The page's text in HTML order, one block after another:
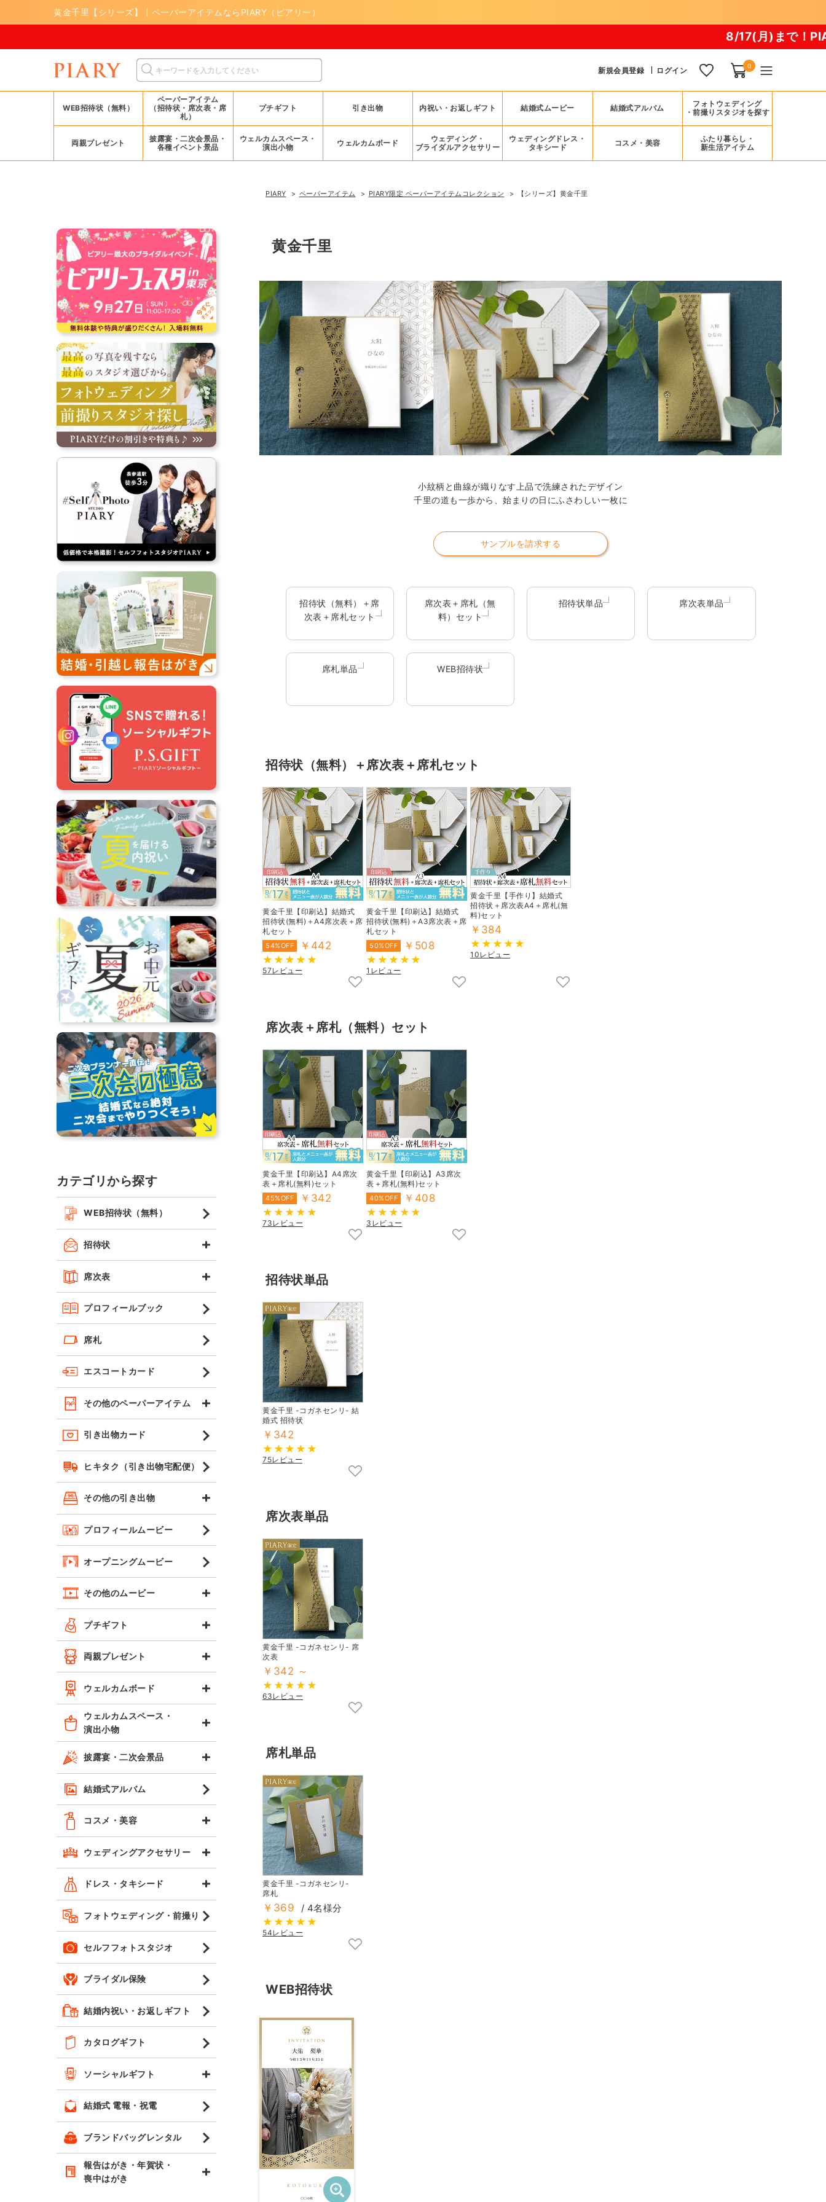
黄金千里【シリーズ】 | ペーパーアイテムならPIARY（ピアリー）
8/17(月)まで！PIARY 夏祭り
新規会員登録 ログイン 0
WEB招待状（無料）
ペーパーアイテム
（招待状・席次表・席
札）
プチギフト 引き出物 内祝い・お返しギフト 結婚式ムービー 結婚式アルバム
フォトウェディング
・前撮りスタジオを探す
両親プレゼント
披露宴・二次会景品・
各種イベント景品
ウェルカムスペース・
演出小物
ウェルカムボード
ウェディング・
ブライダルアクセサリー
ウェディングドレス・
タキシード
コスメ・美容
ふたり暮らし・
新生活アイテム
カテゴリから探す
WEB招待状（無料）
招待状
席次表
プロフィールブック
席札
エスコートカード
その他のペーパーアイテム
引き出物カード
ヒキタク（引き出物宅配便）
その他の引き出物
プロフィールムービー
オープニングムービー
その他のムービー
プチギフト
両親プレゼント
ウェルカムボード
ウェルカムスペース・
演出小物
披露宴・二次会景品
結婚式アルバム
コスメ・美容
ウェディングアクセサリー
ドレス・タキシード
フォトウェディング・前撮り
セルフフォトスタジオ
ブライダル保険
結婚内祝い・お返しギフト
カタログギフト
ソーシャルギフト
結婚式 電報・祝電
ブランドバッグレンタル
報告はがき・年賀状・
喪中はがき
PIARY ペーパーアイテム PIARY限定 ペーパーアイテムコレクション 【シリーズ】黄金千里
黄金千里
小紋柄と曲線が織りなす上品で洗練されたデザイン
千里の道も一歩から、始まりの日にふさわしい一枚に
サンプルを請求する
招待状（無料）＋席
次表＋席札セット
席次表＋席札（無
料）セット
招待状単品 席次表単品
席札単品 WEB招待状
招待状（無料）＋席次表＋席札セット
黄金千里【印刷込】結婚式
招待状(無料)＋A4席次表＋席
札セット
54%OFF ￥442
57レビュー
黄金千里【印刷込】結婚式
招待状(無料)＋A3席次表＋席
札セット
50%OFF ￥508
1レビュー
黄金千里【手作り】結婚式
招待状＋席次表A4＋席札(無
料)セット
￥384
10レビュー
席次表＋席札（無料）セット
黄金千里【印刷込】A4席次
表＋席札(無料)セット
45%OFF ￥342
73レビュー
黄金千里【印刷込】A3席次
表＋席札(無料)セット
40%OFF ￥408
3レビュー
招待状単品
黄金千里 -コガネセンリ- 結
婚式 招待状
￥342
75レビュー
席次表単品
黄金千里 -コガネセンリ- 席
次表
￥342 ～
63レビュー
席札単品
黄金千里 -コガネセンリ-
席札
￥369 / 4名様分
54レビュー
WEB招待状